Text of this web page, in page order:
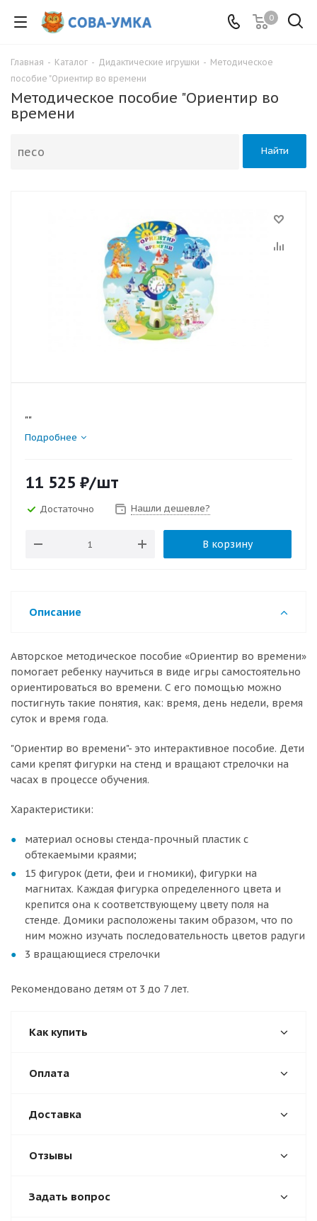
0
Главная - Каталог - Дидактические игрушки - Методическое
пособие "Ориентир во времени
Методическое пособие "Ориентир во
времени
Найти
""
Подробнее
11 525 ₽/шт
Достаточно Нашли дешевле?
В корзину
Описание
Авторское методическое пособие «Ориентир во времени»
помогает ребенку научиться в виде игры самостоятельно
ориентироваться во времени. С его помощью можно
постигнуть такие понятия, как: время, день недели, время
суток и время года.
"Ориентир во времени"- это интерактивное пособие. Дети
сами крепят фигурки на стенд и вращают стрелочки на
часах в процессе обучения.
Характеристики:
материал основы стенда-прочный пластик с
обтекаемыми краями;
15 фигурок (дети, феи и гномики), фигурки на
магнитах. Каждая фигурка определенного цвета и
крепится она к соответствующему цвету поля на
стенде. Домики расположены таким образом, что по
ним можно изучать последовательность цветов радуги
3 вращающиеся стрелочки
Рекомендовано детям от 3 до 7 лет.
Как купить
Оплата
Доставка
Отзывы
Задать вопрос